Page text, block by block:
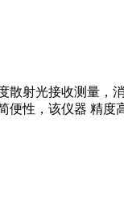
射光接收测量，
性，该仪器 精度